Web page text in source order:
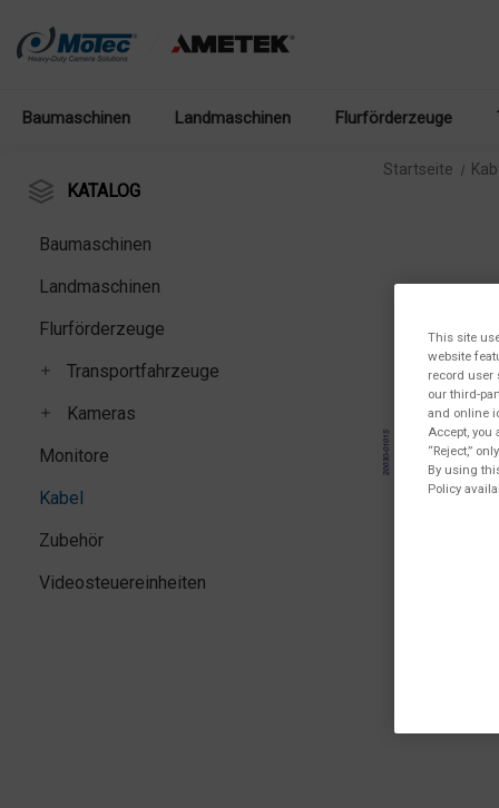
Baumaschinen Landmaschinen Flurförderzeuge
KATALOG
Baumaschinen
Landmaschinen
Flurförderzeuge
Transportfahrzeuge
Kameras
Monitore
Kabel
Zubehör
Videosteuereinheiten
Startseite
This site
website
record user
our third-
and online
Accept, you
“Reject,”
By using
Policy